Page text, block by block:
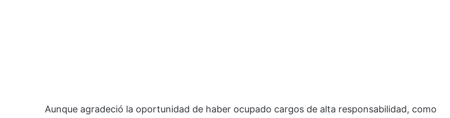
Aunque agradeció la oportunidad de haber ocupado cargos de alta responsabilidad, como